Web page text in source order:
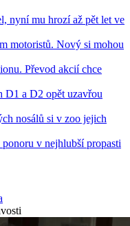
nyní mu hrozí až pět let ve
motoristů. Nový si mohou
Převod akcií chce
D1 a D2 opět uzavřou
nosálů si v zoo jejich
v nejhlubší propasti